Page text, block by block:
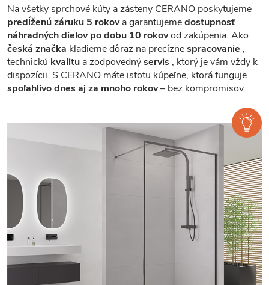
Na všetky sprchové kúty a zásteny CERANO poskytujeme
predĺženú záruku 5 rokova garantujemedostupnosť
náhradných dielov po dobu 10 rokovod zakúpenia. Ako
česká značka kladieme dôraz na precíznespracovanie ,
technickú kvalitu a zodpovednýservis , ktorý je vám vždy k
dispozícii. S CERANO máte istotu kúpeľne, ktorá funguje
spoľahlivo dnes aj za mnoho rokov– bez kompromisov.